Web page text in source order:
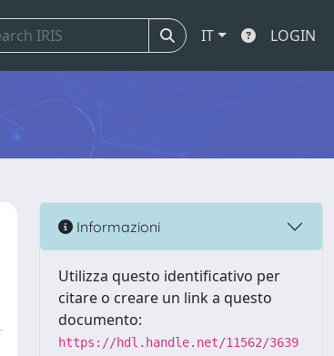
IT LOGIN
Informazioni
Utilizza questo identificativo per
citare o creare un link a questo
documento:
https://hdl.handle.net/11562/3639